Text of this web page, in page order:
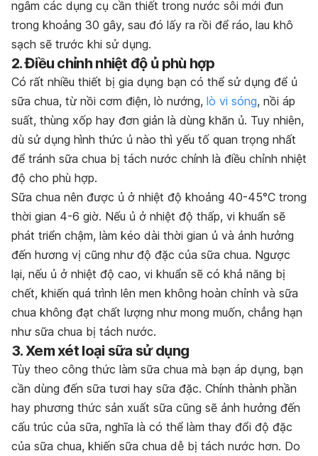
ngâm các dụng cụ cần thiết trong nước sôi mới đun
trong khoảng 30 gây, sau đó lấy ra rồi để ráo, lau khô
sạch sẽ trước khi sử dụng.
2. Điều chỉnh nhiệt độ ủ phù hợp
Có rất nhiều thiết bị gia dụng bạn có thể sử dụng để ủ
sữa chua, từ nồi cơm điện, lò nướng, lò vi sóng, nồi áp
suất, thùng xốp hay đơn giản là dùng khăn ủ. Tuy nhiên,
dù sử dụng hình thức ủ nào thì yếu tố quan trọng nhất
để tránh sữa chua bị tách nước chính là điều chỉnh nhiệt
độ cho phù hợp.
Sữa chua nên được ủ ở nhiệt độ khoảng 40-45°C trong
thời gian 4-6 giờ. Nếu ủ ở nhiệt độ thấp, vi khuẩn sẽ
phát triển chậm, làm kéo dài thời gian ủ và ảnh hưởng
đến hương vị cũng như độ đặc của sữa chua. Ngược
lại, nếu ủ ở nhiệt độ cao, vi khuẩn sẽ có khả năng bị
chết, khiến quá trình lên men không hoàn chỉnh và sữa
chua không đạt chất lượng như mong muốn, chẳng hạn
như sữa chua bị tách nước.
3. Xem xét loại sữa sử dụng
Tùy theo công thức làm sữa chua mà bạn áp dụng, bạn
cần dùng đến sữa tươi hay sữa đặc. Chính thành phần
hay phương thức sản xuất sữa cũng sẽ ảnh hưởng đến
cấu trúc của sữa, nghĩa là có thể làm thay đổi độ đặc
của sữa chua, khiến sữa chua dễ bị tách nước hơn. Do